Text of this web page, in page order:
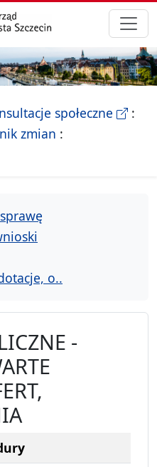
Informacji Publicznej
społeczne-
Miasta Szczecin
zmian
o..
-